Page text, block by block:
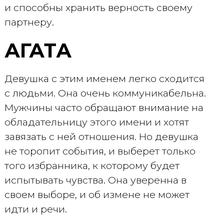
и способны хранить верность своему
партнеру.
АГАТА
Девушка с этим именем легко сходится
с людьми. Она очень коммуникабельна.
Мужчины часто обращают внимание на
обладательницу этого имени и хотят
завязать с ней отношения. Но девушка
не торопит события, и выберет только
того избранника, к которому будет
испытывать чувства. Она уверенна в
своем выборе, и об измене не может
идти и речи.